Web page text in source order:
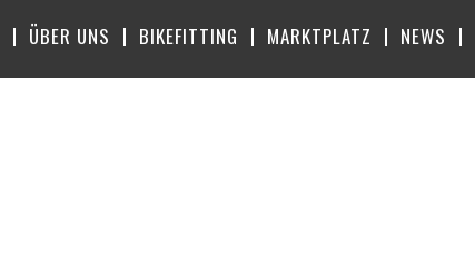
ÜBER UNS BIKEFITTING MARKTPLATZ NEWS